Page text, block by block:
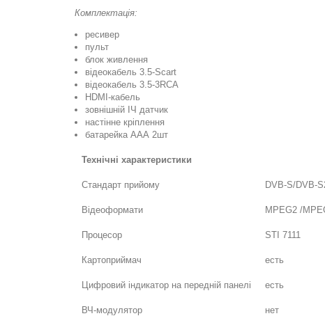
Комплектація:
ресивер
пульт
блок живлення
відеокабель 3.5-Scart
відеокабель 3.5-3RCA
HDMI-кабель
зовнішній ІЧ датчик
настінне кріплення
батарейка ААА 2шт
Технічні характеристики
Стандарт прийому DVB-S/DVB-
Відеоформати MPEG2 /
Процесор STI 7111
Картоприймач есть
Цифровий індикатор на передній панелі есть
ВЧ-модулятор нет